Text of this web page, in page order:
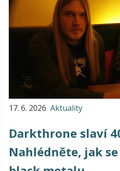
17. 6. 2026 Aktuality
Darkthrone slaví
Nahlédněte, jak